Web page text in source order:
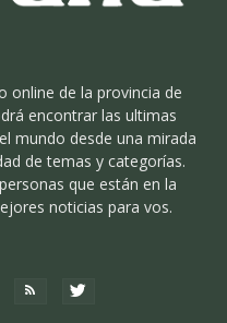
online de la provincia de
encontrar las ultimas
mundo desde una mirada
de temas y categorías.
que están en la
noticias para vos.